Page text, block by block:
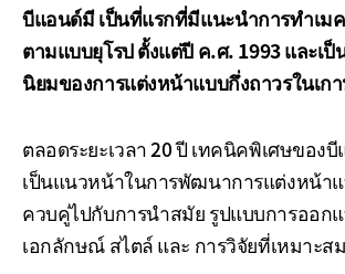
บีแอนด์มี เป็นที่แรกที่มีแนะนำการทำเม
ตามแบบยุโรป ตั้งแต่ปี ค.ศ. 1993 และเ
นิยมของการแต่งหน้าแบบกึ่งถาวรในเก
ตลอดระยะเวลา 20 ปี เทคนิคพิเศษของ
เป็นแนวหน้าในการพัฒนาการแต่งหน้า
ควบคู่ไปกับการนำสมัย รูปแบบการออก
เอกลักษณ์ สไตล์ และ การวิจัยที่เหมาะส